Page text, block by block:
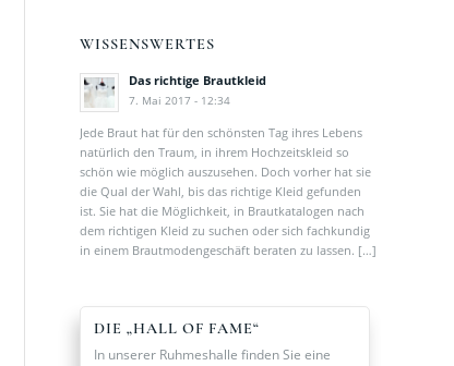
WISSENSWERTES
Das richtige Brautkleid
7. Mai 2017 - 12:34
Jede Braut hat für den schönsten Tag ihres Lebens
natürlich den Traum, in ihrem Hochzeitskleid so
schön wie möglich auszusehen. Doch vorher hat sie
die Qual der Wahl, bis das richtige Kleid gefunden
ist. Sie hat die Möglichkeit, in Brautkatalogen nach
dem richtigen Kleid zu suchen oder sich fachkundig
in einem Brautmodengeschäft beraten zu lassen. […]
DIE „HALL OF FAME“
In unserer Ruhmeshalle finden Sie eine